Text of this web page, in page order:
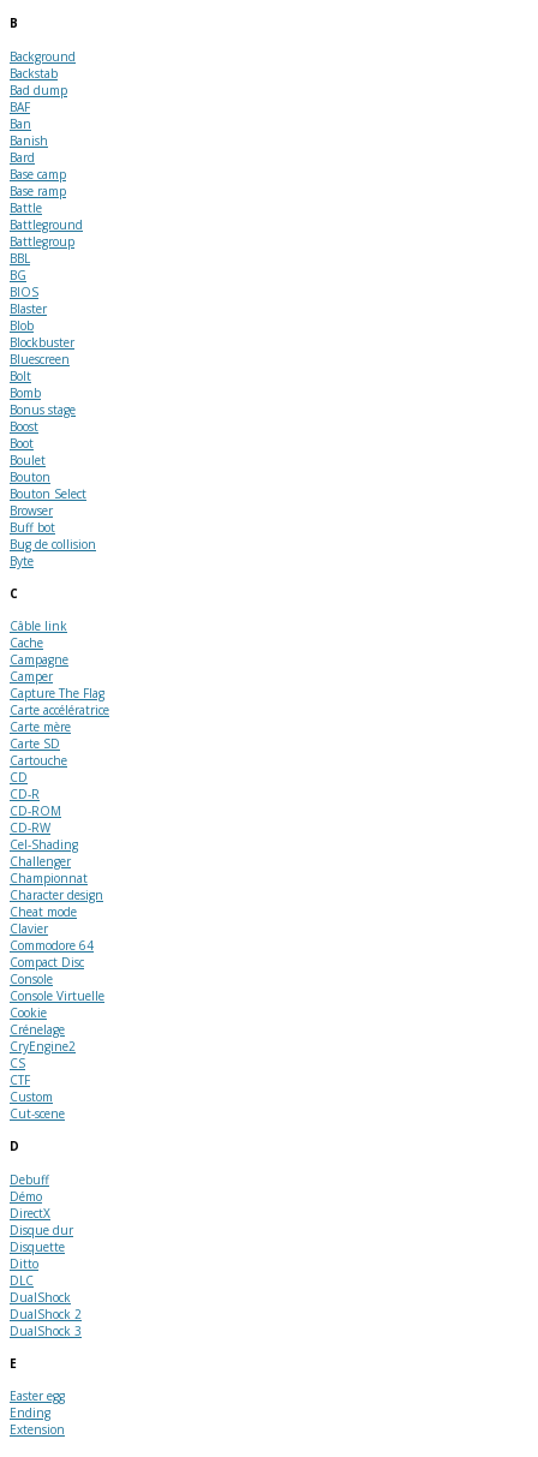
B
Background
Backstab
Bad dump
BAF
Ban
Banish
Bard
Base camp
Base ramp
Battle
Battleground
Battlegroup
BBL
BG
BIOS
Blaster
Blob
Blockbuster
Bluescreen
Bolt
Bomb
Bonus stage
Boost
Boot
Boulet
Bouton
Bouton Select
Browser
Buff bot
Bug de collision
Byte
C
Câble link
Cache
Campagne
Camper
Capture The Flag
Carte accélératrice
Carte mère
Carte SD
Cartouche
CD
CD-R
CD-ROM
CD-RW
Cel-Shading
Challenger
Championnat
Character design
Cheat mode
Clavier
Commodore 64
Compact Disc
Console
Console Virtuelle
Cookie
Crénelage
CryEngine2
CS
CTF
Custom
Cut-scene
D
Debuff
Démo
DirectX
Disque dur
Disquette
Ditto
DLC
DualShock
DualShock 2
DualShock 3
E
Easter egg
Ending
Extension